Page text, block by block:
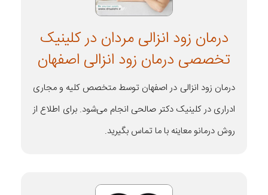
درمان زود انزالی مردان در کلینیک
تخصصی درمان زود انزالی اصفهان
درمان زود انزالی در اصفهان توسط متخصص کلیه و مجاری
ادراری در کلینیک دکتر صالحی انجام می‌شود. برای اطلاع از
روش درمانو معاینه با ما تماس بگیرید.